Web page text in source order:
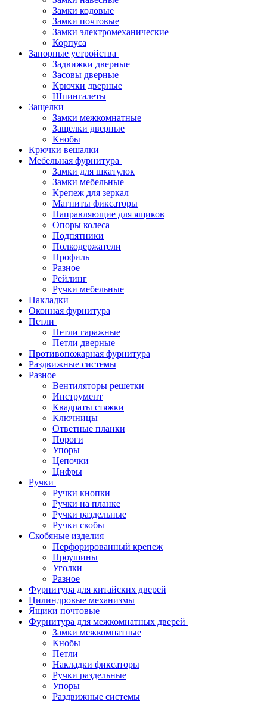
Замки кодовые
Замки почтовые
Замки электромеханические
Корпуса
Запорные устройства
Задвижки дверные
Засовы дверные
Крючки дверные
Шпингалеты
Защелки
Замки межкомнатные
Защелки дверные
Кнобы
Крючки вешалки
Мебельная фурнитура
Замки для шкатулок
Замки мебельные
Крепеж для зеркал
Магниты фиксаторы
Направляющие для ящиков
Опоры колеса
Подпятники
Полкодержатели
Профиль
Разное
Рейлинг
Ручки мебельные
Накладки
Оконная фурнитура
Петли
Петли гаражные
Петли дверные
Противопожарная фурнитура
Раздвижные системы
Разное
Вентиляторы решетки
Инструмент
Квадраты стяжки
Ключницы
Ответные планки
Пороги
Упоры
Цепочки
Цифры
Ручки
Ручки кнопки
Ручки на планке
Ручки раздельные
Ручки скобы
Скобяные изделия
Перфорированный крепеж
Проушины
Уголки
Разное
Фурнитура для китайских дверей
Цилиндровые механизмы
Ящики почтовые
Фурнитура для межкомнатных дверей
Замки межкомнатные
Кнобы
Петли
Накладки фиксаторы
Ручки раздельные
Упоры
Раздвижные системы